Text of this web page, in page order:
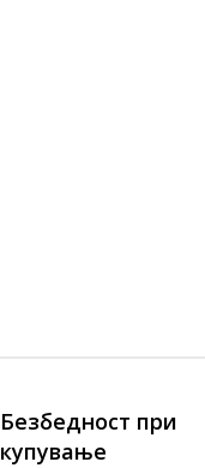
Безбедност при
купување